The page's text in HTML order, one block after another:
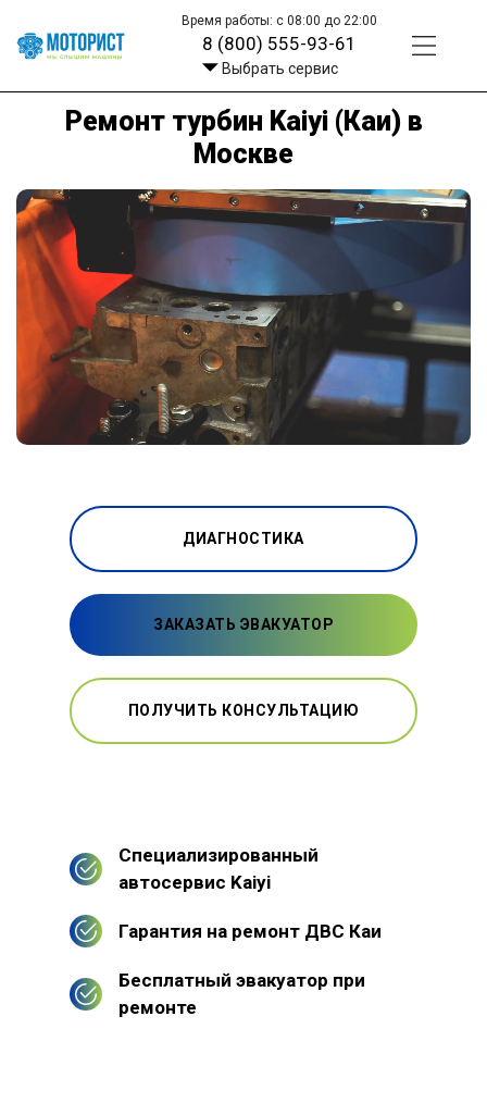
Время работы: с 08:00 до 22:00
8 (800) 555-93-61
Выбрать сервис
Ремонт турбин Kaiyi (Каи) в
Москве
ДИАГНОСТИКА
ЗАКАЗАТЬ ЭВАКУАТОР
ПОЛУЧИТЬ КОНСУЛЬТАЦИЮ
Специализированный
автосервис Kaiyi
Гарантия на ремонт ДВС Каи
Бесплатный эвакуатор при
ремонте